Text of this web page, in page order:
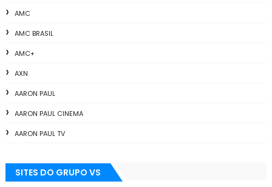
AMC
AMC BRASIL
AMC+
AXN
AARON PAUL
AARON PAUL CINEMA
AARON PAUL TV
ANIMAÇÃO
SITES DO GRUPO VS